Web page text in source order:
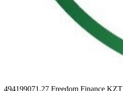
494199071.27 Freedom Finance KZT